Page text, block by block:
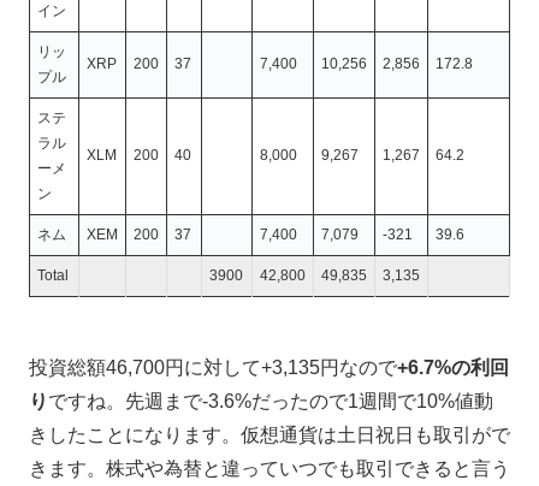
イン
リッ
プル
XRP 200 37 7,400 10,256 2,856 172.8
ステ
ラル
ーメ
ン
XLM 200 40 8,000 9,267 1,267 64.2
ネム XEM 200 37 7,400 7,079 -321 39.6
Total 3900 42,800 49,835 3,135
投資総額46,700円に対して+3,135円なので+6.7%の利回
り ですね。先週まで-3.6%だったので1週間で10%値動
きしたことになります。仮想通貨は土日祝日も取引がで
きます。株式や為替と違っていつでも取引できると言う